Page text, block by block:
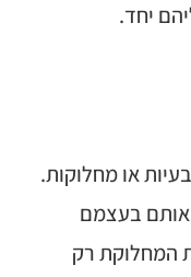
יחד.
או מחלוקות.
בעצמם
המחלוקת רק